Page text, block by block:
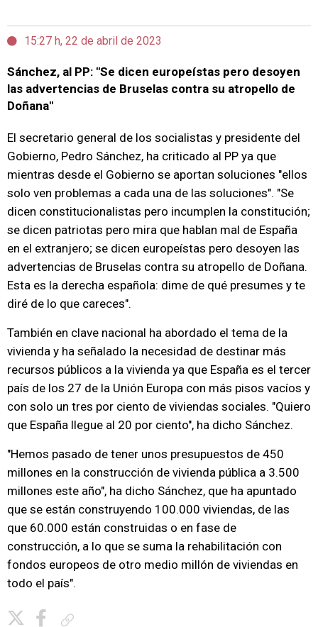
15:27 h, 22 de abril de 2023
Sánchez, al PP: "Se dicen europeístas pero desoyen
las advertencias de Bruselas contra su atropello de
Doñana"
El secretario general de los socialistas y presidente del
Gobierno, Pedro Sánchez, ha criticado al PP ya que
mientras desde el Gobierno se aportan soluciones "ellos
solo ven problemas a cada una de las soluciones". "Se
dicen constitucionalistas pero incumplen la constitución;
se dicen patriotas pero mira que hablan mal de España
en el extranjero; se dicen europeístas pero desoyen las
advertencias de Bruselas contra su atropello de Doñana.
Esta es la derecha española: dime de qué presumes y te
diré de lo que careces".
También en clave nacional ha abordado el tema de la
vivienda y ha señalado la necesidad de destinar más
recursos públicos a la vivienda ya que España es el tercer
país de los 27 de la Unión Europa con más pisos vacíos y
con solo un tres por ciento de viviendas sociales. "Quiero
que España llegue al 20 por ciento", ha dicho Sánchez.
"Hemos pasado de tener unos presupuestos de 450
millones en la construcción de vivienda pública a 3.500
millones este año", ha dicho Sánchez, que ha apuntado
que se están construyendo 100.000 viviendas, de las
que 60.000 están construidas o en fase de
construcción, a lo que se suma la rehabilitación con
fondos europeos de otro medio millón de viviendas en
todo el país".